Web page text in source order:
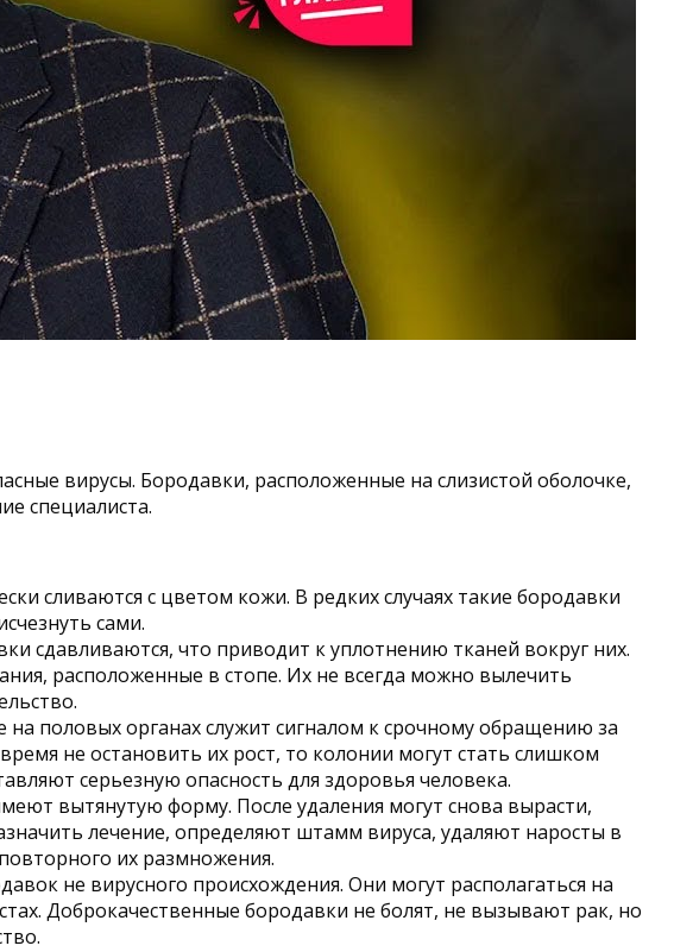
вирусы. Бородавки, расположенные на слизистой оболочке,
специалиста.
сливаются с цветом кожи. В редких случаях такие бородавки
сами.
сдавливаются, что приводит к уплотнению тканей вокруг них.
расположенные в стопе. Их не всегда можно вылечить
половых органах служит сигналом к срочному обращению за
не остановить их рост, то колонии могут стать слишком
серьезную опасность для здоровья человека.
вытянутую форму. После удаления могут снова вырасти,
лечение, определяют штамм вируса, удаляют наросты в
их размножения.
не вирусного происхождения. Они могут располагаться на
Доброкачественные бородавки не болят, не вызывают рак, но